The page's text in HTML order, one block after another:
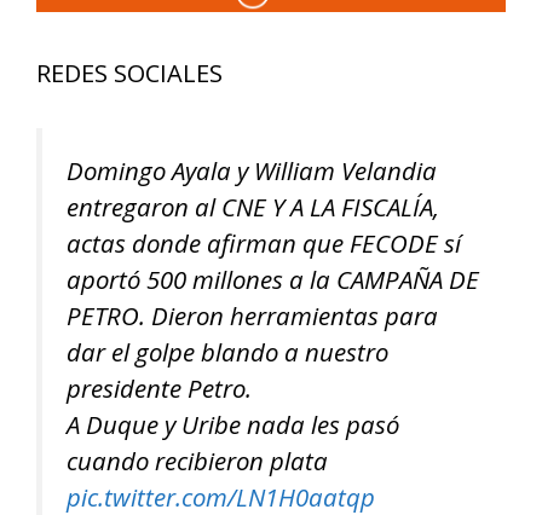
REDES SOCIALES
Domingo Ayala y William Velandia
entregaron al CNE Y A LA FISCALÍA,
actas donde afirman que FECODE sí
aportó 500 millones a la CAMPAÑA DE
PETRO. Dieron herramientas para
dar el golpe blando a nuestro
presidente Petro.
A Duque y Uribe nada les pasó
cuando recibieron plata
pic.twitter.com/LN1H0aatqp